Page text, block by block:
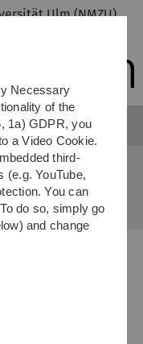
Ulm (NMZU)
NMZU
Mitglieder
Necessary
of the
1a) GDPR, you
a Video Cookie.
third-
(e.g. YouTube,
You can
do so, simply go
and change